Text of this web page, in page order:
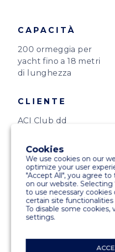
CAPACITÀ
200 ormeggia per
yacht fino a 18 metri
di lunghezza
CLIENTE
ACI Club dd
PRODOTTI
Pontoni per carichi
Cookies
We use cookies on our
optimize your user
"Accept All", you agree
on our website. Selecting
to use necessary
certain site
To disable some cookies,
settings.